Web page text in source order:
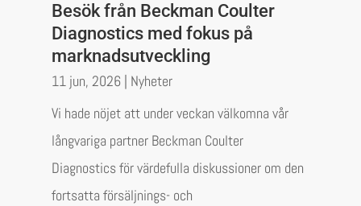
Besök från Beckman Coulter
Diagnostics med fokus på
marknadsutveckling
11 jun, 2026| Nyheter
Vi hade nöjet att under veckan välkomna vår
långvariga partner Beckman Coulter
Diagnostics för värdefulla diskussioner om den
fortsatta försäljnings- och